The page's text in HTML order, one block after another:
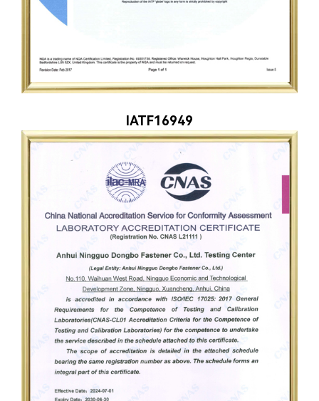
IATF16949